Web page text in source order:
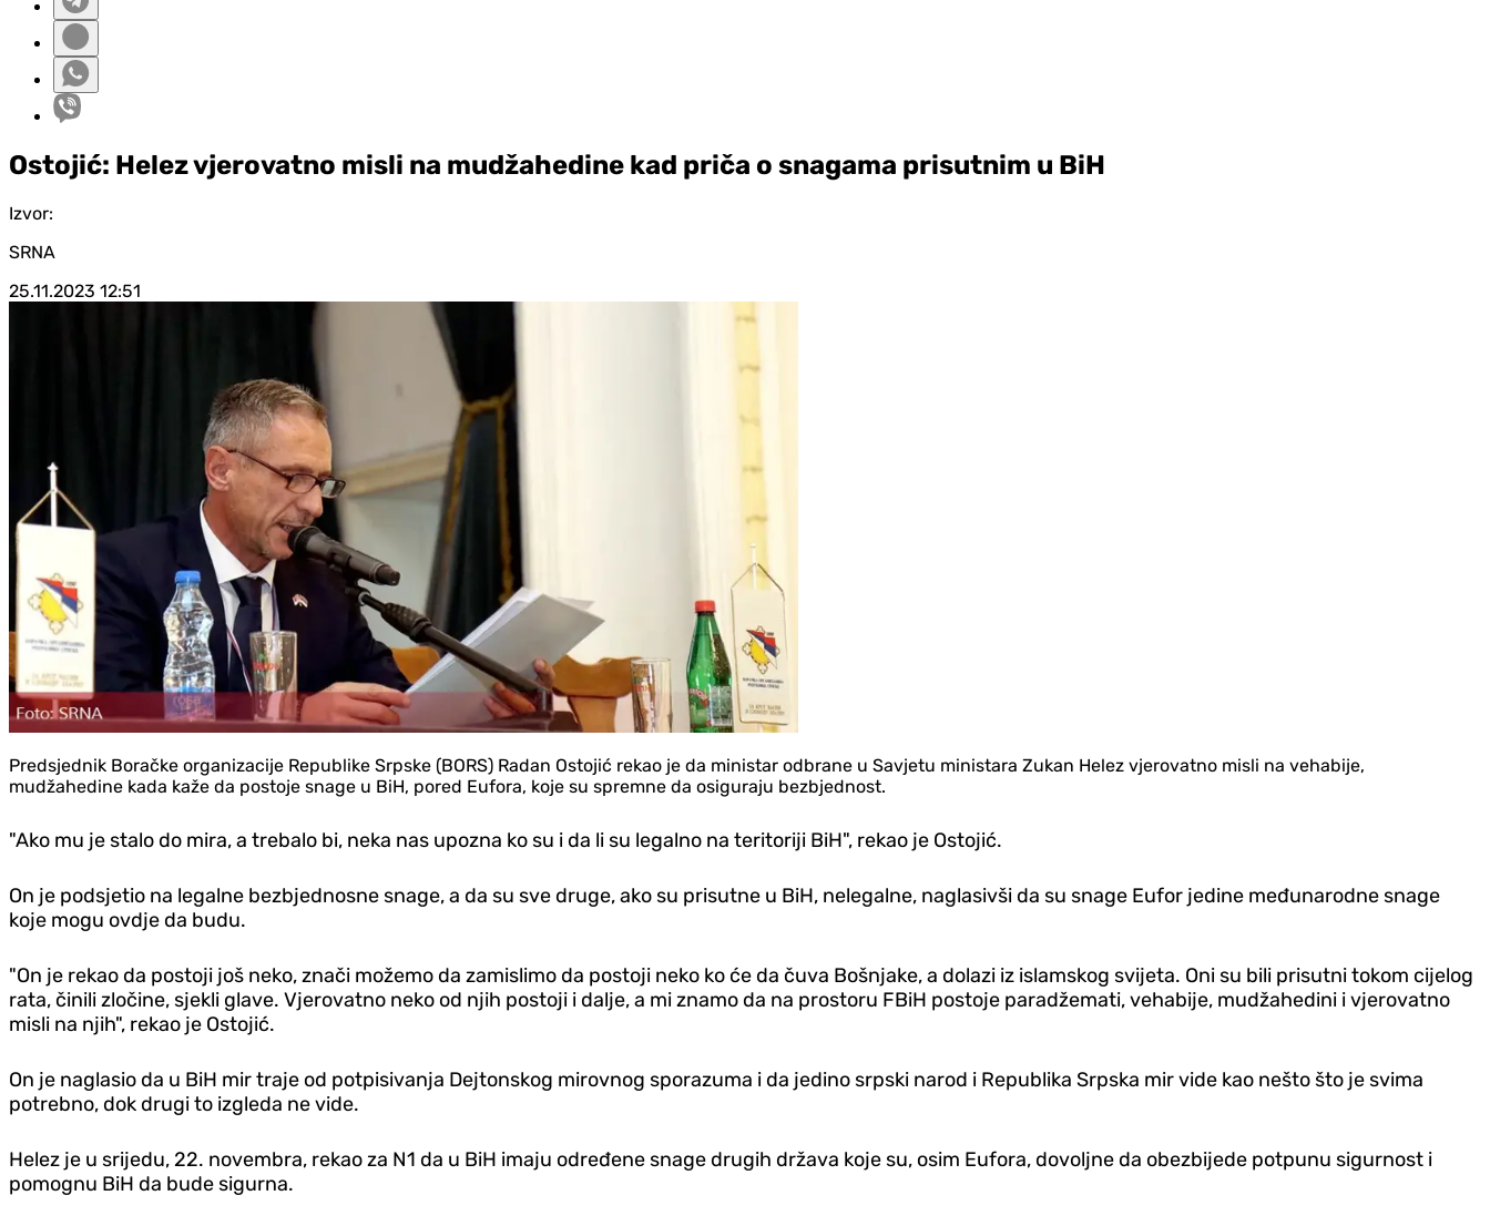
Ostojić: Helez vjerovatno misli na mudžahedine kad priča o snagama prisutnim u BiH
Izvor:
SRNA
25.11.2023 12:51
Predsjednik Boračke organizacije Republike Srpske (BORS) Radan Ostojić rekao je da ministar odbrane u Savjetu ministara Zukan Helez vjerovatno misli na vehabije,
mudžahedine kada kaže da postoje snage u BiH, pored Eufora, koje su spremne da osiguraju bezbjednost.
"Ako mu je stalo do mira, a trebalo bi, neka nas upozna ko su i da li su legalno na teritoriji BiH", rekao je Ostojić.
On je podsjetio na legalne bezbjednosne snage, a da su sve druge, ako su prisutne u BiH, nelegalne, naglasivši da su snage Eufor jedine međunarodne snage
koje mogu ovdje da budu.
"On je rekao da postoji još neko, znači možemo da zamislimo da postoji neko ko će da čuva Bošnjake, a dolazi iz islamskog svijeta. Oni su bili prisutni tokom cijelog
rata, činili zločine, sjekli glave. Vjerovatno neko od njih postoji i dalje, a mi znamo da na prostoru FBiH postoje paradžemati, vehabije, mudžahedini i vjerovatno
misli na njih", rekao je Ostojić.
On je naglasio da u BiH mir traje od potpisivanja Dejtonskog mirovnog sporazuma i da jedino srpski narod i Republika Srpska mir vide kao nešto što je svima
potrebno, dok drugi to izgleda ne vide.
Helez je u srijedu, 22. novembra, rekao za N1 da u BiH imaju određene snage drugih država koje su, osim Eufora, dovoljne da obezbijede potpunu sigurnost i
pomognu BiH da bude sigurna.